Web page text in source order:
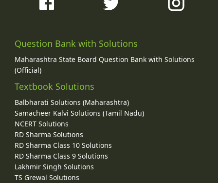
Question Bank with Solutions
Maharashtra State Board Question Bank with Solutions
(Official)
Textbook Solutions
Balbharati Solutions (Maharashtra)
Samacheer Kalvi Solutions (Tamil Nadu)
NCERT Solutions
RD Sharma Solutions
RD Sharma Class 10 Solutions
RD Sharma Class 9 Solutions
Lakhmir Singh Solutions
TS Grewal Solutions